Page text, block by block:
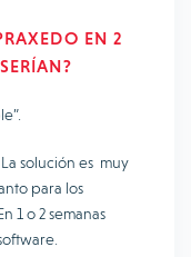
EN 2
solución es muy
para los
1 o 2 semanas